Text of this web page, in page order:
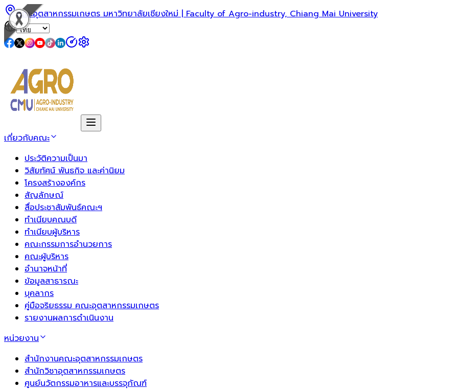
คณะอุตสาหกรรมเกษตร มหาวิทยาลัยเชียงใหม่ | Faculty of Agro-industry, Chiang Mai University
เกี่ยวกับคณะ
ประวัติความเป็นมา
วิสัยทัศน์ พันธกิจ และค่านิยม
โครงสร้างองค์กร
สัญลักษณ์
สื่อประชาสัมพันธ์คณะฯ
ทำเนียบคณบดี
ทำเนียบผู้บริหาร
คณะกรรมการอำนวยการ
คณะผู้บริหาร
อำนาจหน้าที่
ข้อมูลสาธารณะ
บุคลากร
คู่มือจริยธรรม คณะอุตสาหกรรมเกษตร
รายงานผลการดำเนินงาน
หน่วยงาน
สำนักงานคณะอุตสาหกรรมเกษตร
สำนักวิชาอุตสาหกรรมเกษตร
ศูนย์นวัตกรรมอาหารและบรรจุภัณฑ์